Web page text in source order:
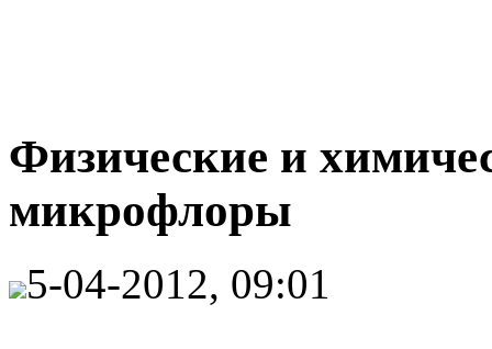
Физические и
микрофлоры
5-04-2012, 09:01